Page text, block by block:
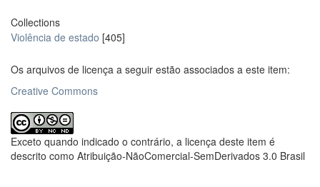
Collections
Violência de estado [405]
Os arquivos de licença a seguir estão associados a este item:
Creative Commons
Exceto quando indicado o contrário, a licença deste item é
descrito como Atribuição-NãoComercial-SemDerivados 3.0 Brasil